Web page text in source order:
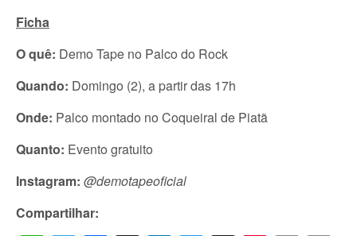
Ficha
O quê: Demo Tape no Palco do Rock
Quando: Domingo (2), a partir das 17h
Onde: Palco montado no Coqueiral de Piatã
Quanto: Evento gratuito
Instagram: @demotapeoficial
Compartilhar: